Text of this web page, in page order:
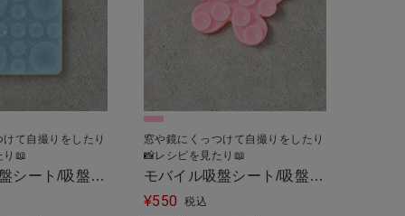
て自撮りをしたり
り📖
シート/吸盤タ
窓や鏡にくっつけて自撮りをしたり
📸レシピを見たり📖
モバイル吸盤シート/吸盤タ
イプ/バタフライ＜メール便
¥550 税込